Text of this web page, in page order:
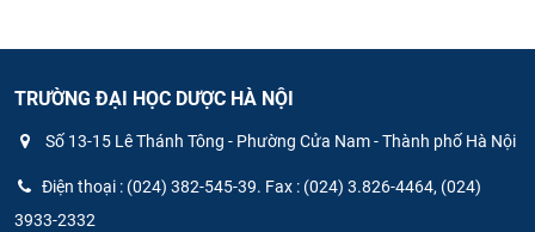
TRƯỜNG ĐẠI HỌC DƯỢC HÀ NỘI
Số 13-15 Lê Thánh Tông - Phường Cửa Nam - Thành phố Hà Nội
Điện thoại : (024) 382-545-39. Fax : (024) 3.826-4464, (024)
3933-2332